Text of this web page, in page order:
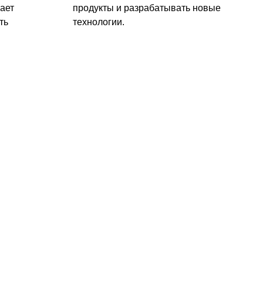
продукты и разрабатывать новые
технологии.